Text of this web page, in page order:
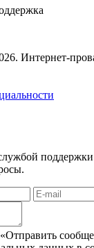
Интернет-